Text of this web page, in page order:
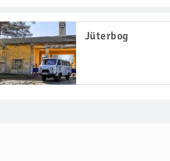
Jüterbog